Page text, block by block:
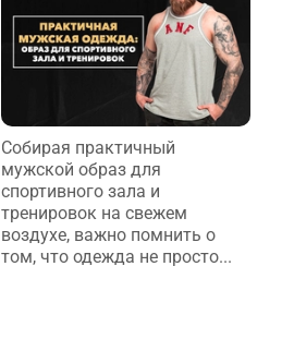
Собирая практичный
мужской образ для
спортивного зала и
тренировок на свежем
воздухе, важно помнить о
том, что одежда не просто...